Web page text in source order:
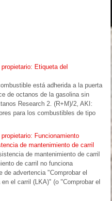
Etiqueta del
está adherida a la puerta
de octanos de la gasolina sin
Research 2. (R+M)/2, AKI:
para los combustibles de tipo
Funcionamiento
de mantenimiento de carril
de mantenimiento de carril
de carril no funciona
de advertencia "Comprobar el
el carril (LKA)" (o "Comprobar el